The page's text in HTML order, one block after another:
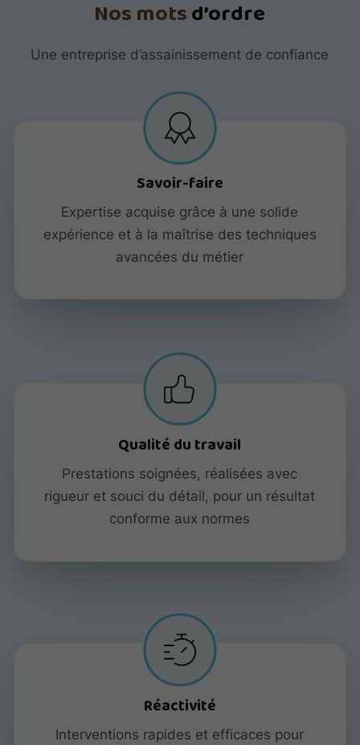
Nos motsd’ordre
Une entreprise d’assainissement de confiance
Savoir-faire
Expertise acquise grâce à une solide
expérience et à la maîtrise des techniques
avancées du métier
Qualité du travail
Prestations soignées, réalisées avec
rigueur et souci du détail, pour un résultat
conforme aux normes
Réactivité
Interventions rapides et efficaces pour